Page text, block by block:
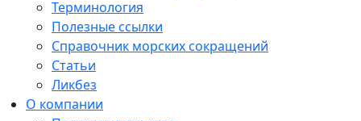
Терминология
Полезные ссылки
Справочник морских сокращений
Статьи
Ликбез
О компании